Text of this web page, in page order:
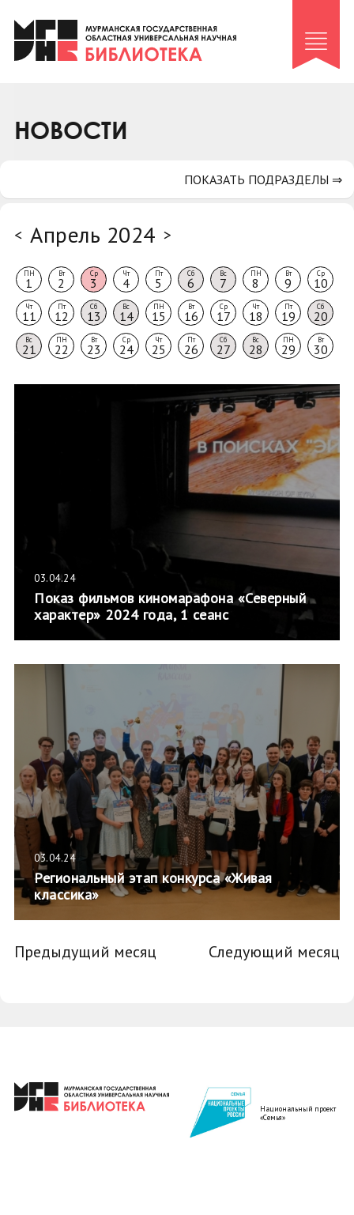
Клуб «Гиря и сельдерей»
Клуб «Семейный архив»
Коллегам
НОВОСТИ
< Апрель 2024 >
ПН
1
Вт
2
Ср
3
Чт
4
Пт
5
Сб
6
Вс
7
ПН
8
Вт
9
Ср
10
Чт
11
Пт
12
Сб
13
Вс
14
ПН
15
Вт
16
Ср
17
Чт
18
Пт
19
Сб
20
Вс
21
ПН
22
Вт
23
Ср
24
Чт
25
Пт
26
Сб
27
Вс
28
ПН
29
Вт
30
03.04.24
Показ фильмов киномарафона «Северный
характер» 2024 года, 1 сеанс
03.04.24
Региональный этап конкурса «Живая
классика»
Предыдущий месяц Следующий месяц
ПОКАЗАТЬ ПОДРАЗДЕЛЫ ⇒
Национальный проект
«Семья»